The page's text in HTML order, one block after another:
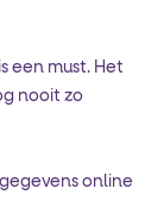
een must. Het
nooit zo
online